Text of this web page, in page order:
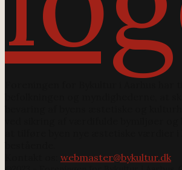
webmaster@bykultur.dk